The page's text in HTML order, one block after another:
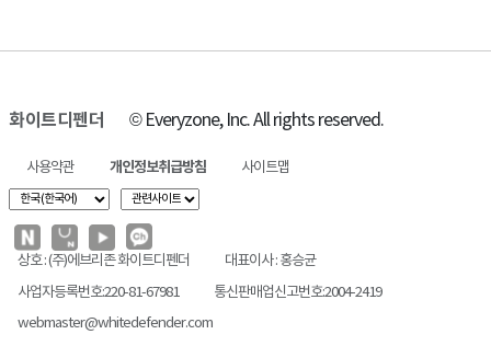
화이트디펜더 © Everyzone, Inc. All rights reserved.
사용약관 개인정보취급방침 사이트맵
상호 : (주)에브리존 화이트디펜더
대표이사 : 홍승균
사업자등록번호:220-81-67981
통신판매업신고번호:2004-2419
webmaster@whitedefender.com